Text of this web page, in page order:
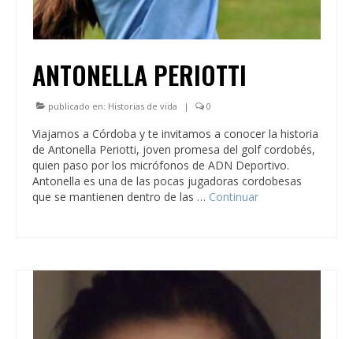
ANTONELLA PERIOTTI
publicado en: Historias de vida | 0
Viajamos a Córdoba y te invitamos a conocer la historia
de Antonella Periotti, joven promesa del golf cordobés,
quien paso por los micrófonos de ADN Deportivo.
Antonella es una de las pocas jugadoras cordobesas
que se mantienen dentro de las … Continuar